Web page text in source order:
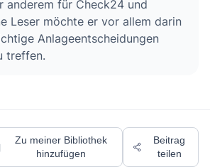
anderem für Check24 und
Leser möchte er vor allem darin
Anlageentscheidungen
treffen.
Zu meiner Bibliothek
hinzufügen
Beitrag
teilen